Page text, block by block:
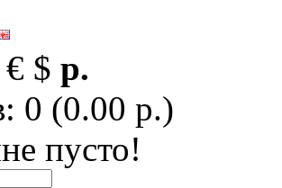
€ $ р.
0 (0.00 р.)
пусто!